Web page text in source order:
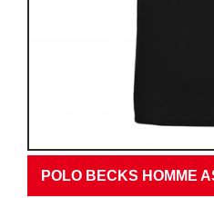
POLO BECKS HOMME